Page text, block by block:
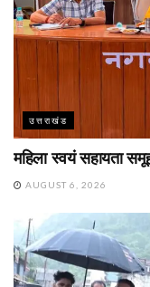
उत्तराखंड
महिला स्वयं सहायता
AUGUST 6, 2026